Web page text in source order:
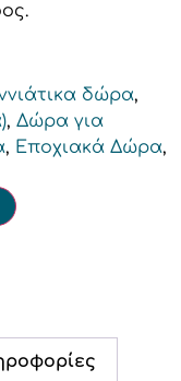
δώρα,
, Δώρα για
, Εποχιακά Δώρα,